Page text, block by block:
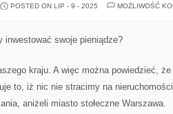
POSTED ON LIP - 9 - 2025
MOŻLIWOŚĆ
inwestować swoje pieniądze?
kraju. A więc można powiedzieć,
to, iż nic nie stracimy na
aniżeli miasto stołeczne Warszawa.